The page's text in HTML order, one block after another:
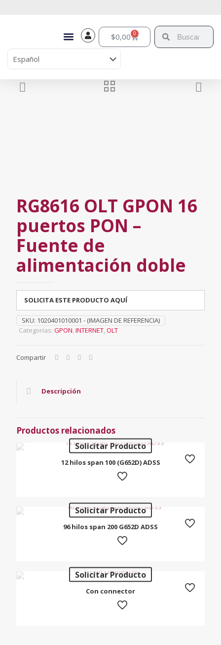
$0,00 0
RG8616 OLT GPON 16
puertos PON –
Fuente de
alimentación doble
SOLICITA ESTE PRODUCTO AQUÍ
SKU: 1020401010001 - (IMAGEN DE REFERENCIA)
Categorías: GPON, INTERNET, OLT
Compartir
Descripción
Productos relacionados
Solicitar Producto
12 hilos span 100 (G652D) ADSS
Solicitar Producto
96 hilos span 200 G652D ADSS
Solicitar Producto
Con connector